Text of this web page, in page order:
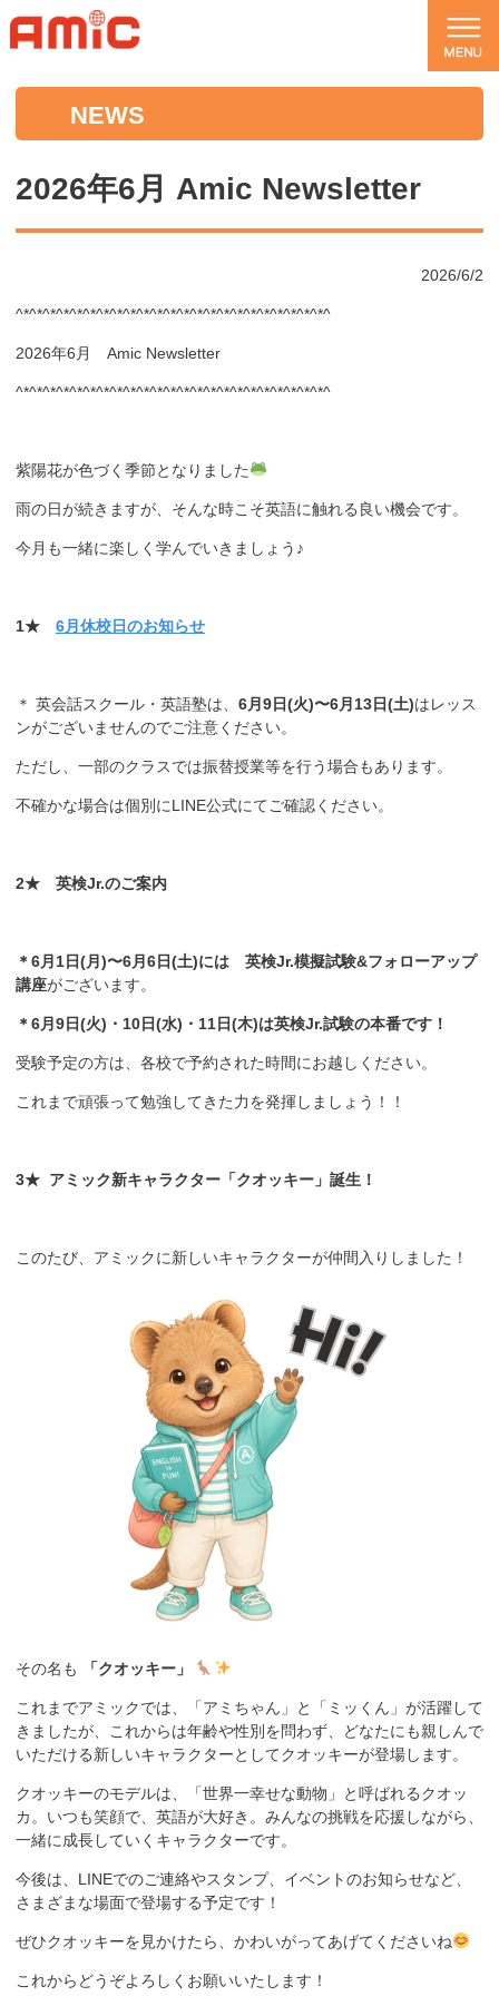
NEWS
2026年6月 Amic Newsletter
2026/6/2
^*^*^*^*^*^*^*^*^*^*^*^*^*^*^*^*^*^*^*^*^*^*^*^
2026年6月 Amic Newsletter
^*^*^*^*^*^*^*^*^*^*^*^*^*^*^*^*^*^*^*^*^*^*^*^
紫陽花が色づく季節となりました
雨の日が続きますが、そんな時こそ英語に触れる良い機会です。
今月も一緒に楽しく学んでいきましょう♪
1★ 6月休校日のお知らせ
＊ 英会話スクール・英語塾は、 6月9日(火)〜6月13日(土)はレッス
ンがございませんのでご注意ください。
ただし、一部のクラスでは振替授業等を行う場合もあります。
不確かな場合は個別にLINE公式にてご確認ください。
2★ 英検Jr.のご案内
＊6月1日(月)〜6月6日(土)には 英検Jr.模擬試験&フォローアップ
講座がございます。
＊6月9日(火)・10日(水)・11日(木)は英検Jr.試験の本番です！
受験予定の方は、各校で予約された時間にお越しください。
これまで頑張って勉強してきた力を発揮しましょう！！
3★ アミック新キャラクター「クオッキー」誕生！
このたび、アミックに新しいキャラクターが仲間入りしました！
その名も 「クオッキー」
これまでアミックでは、「アミちゃん」と「ミッくん」が活躍して
きましたが、これからは年齢や性別を問わず、どなたにも親しんで
いただける新しいキャラクターとしてクオッキーが登場します。
クオッキーのモデルは、「世界一幸せな動物」と呼ばれるクオッ
カ。いつも笑顔で、英語が大好き。みんなの挑戦を応援しながら、
一緒に成長していくキャラクターです。
今後は、LINEでのご連絡やスタンプ、イベントのお知らせなど、
さまざまな場面で登場する予定です！
ぜひクオッキーを見かけたら、かわいがってあげてくださいね
これからどうぞよろしくお願いいたします！